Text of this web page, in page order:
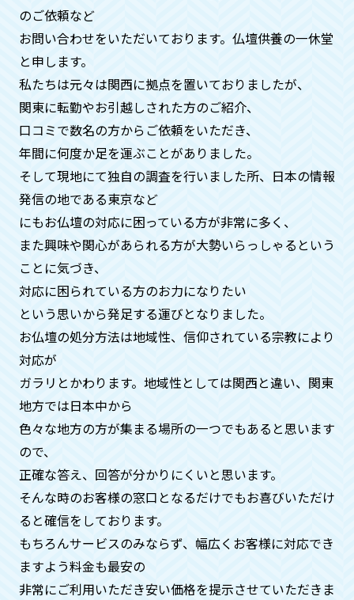
基本的には・お問い合わせ→見積もり→
ご希望日時にお伺い、回収→お支払い→
供養→処分→供養証明証発行。といった
流れになります。
周りの方に知られたくないのです
が、、、
ご安心ください。搬出時には中身がわか
らないよう梱包などをいたしますので、
周りの方に知られることはございませ
ん。
供養がどのようにされているか確認
はできますか？
ることも可能ですのでご安心ください。
合同供養の際も、別料金になりますがお
写真、動画の手配も可能です。
供養が済んだという証明はしていた
だけますか？
はい。何時、どこで、どのお寺の方が供
養してくれたかの証明証を郵送させてい
ただいておりますのでご安心くださいま
せ。
のご依頼など
お問い合わせをいただいております。仏壇供養の一休堂
と申します。
私たちは元々は関⻄に拠点を置いておりましたが、
関東に転勤やお引越しされた方のご紹介、
口コミで数名の方からご依頼をいただき、
年間に何度か⾜を運ぶことがありました。
そして現地にて独自の調査を⾏いました所、日本の情報
発信の地である東京など
にもお仏壇の対応に困っている方が非常に多く、
また興味や関心があられる方が大勢いらっしゃるという
ことに気づき、
対応に困られている方のお力になりたい
という思いから発⾜する運びとなりました。
お仏壇の処分方法は地域性、信仰されている宗教により
対応が
ガラリとかわります。地域性としては関⻄と違い、関東
地方では日本中から
色々な地方の方が集まる場所の一つでもあると思います
ので、
正確な答え、回答が分かりにくいと思います。
そんな時のお客様の窓口となるだけでもお喜びいただけ
ると確信をしております。
もちろんサービスのみならず、幅広くお客様に対応でき
ますよう料金も最安の
非常にご利用いただき安い価格を提示させていただきま